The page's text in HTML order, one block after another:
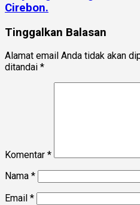
Cirebon.
Tinggalkan Balasan
Alamat email Anda tidak akan
ditandai *
Komentar *
Nama *
Email *